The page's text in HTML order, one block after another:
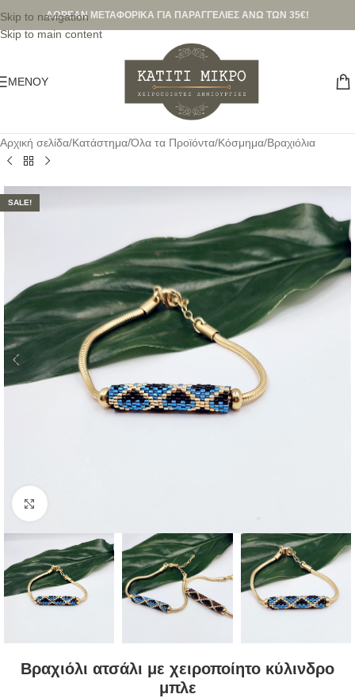
Skip to navigation
Skip to main content
ΔΩΡΕΑΝ ΜΕΤΑΦΟΡΙΚΑ ΓΙΑ ΠΑΡΑΓΓΕΛΙΕΣ ΑΝΩ ΤΩΝ 35€!
ΜΕΝΟΎ
Αρχική σελίδα/Κατάστημα/Όλα τα Προϊόντα/Κόσμημα/Βραχιόλια
SALE!
Βραχιόλι ατσάλι με χειροποίητο κύλινδρο
μπλε